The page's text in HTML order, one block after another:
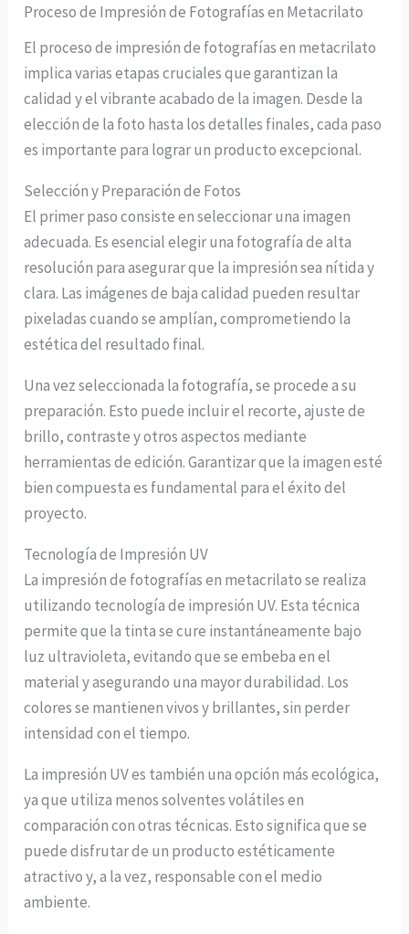
Proceso de Impresión de Fotografías en Metacrilato
El proceso de impresión de fotografías en metacrilato
implica varias etapas cruciales que garantizan la
calidad y el vibrante acabado de la imagen. Desde la
elección de la foto hasta los detalles finales, cada paso
es importante para lograr un producto excepcional.
Selección y Preparación de Fotos
El primer paso consiste en seleccionar una imagen
adecuada. Es esencial elegir una fotografía de alta
resolución para asegurar que la impresión sea nítida y
clara. Las imágenes de baja calidad pueden resultar
pixeladas cuando se amplían, comprometiendo la
estética del resultado final.
Una vez seleccionada la fotografía, se procede a su
preparación. Esto puede incluir el recorte, ajuste de
brillo, contraste y otros aspectos mediante
herramientas de edición. Garantizar que la imagen esté
bien compuesta es fundamental para el éxito del
proyecto.
Tecnología de Impresión UV
La impresión de fotografías en metacrilato se realiza
utilizando tecnología de impresión UV. Esta técnica
permite que la tinta se cure instantáneamente bajo
luz ultravioleta, evitando que se embeba en el
material y asegurando una mayor durabilidad. Los
colores se mantienen vivos y brillantes, sin perder
intensidad con el tiempo.
La impresión UV es también una opción más ecológica,
ya que utiliza menos solventes volátiles en
comparación con otras técnicas. Esto significa que se
puede disfrutar de un producto estéticamente
atractivo y, a la vez, responsable con el medio
ambiente.